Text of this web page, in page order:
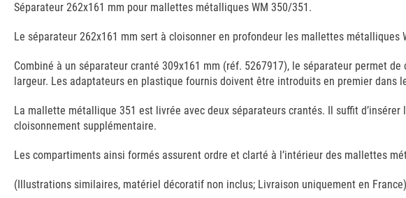
Séparateur 262x161 mm pour mallettes métalliques WM 350/351.
Le séparateur 262x161 mm sert à cloisonner en profondeur les mallettes métalliques
Combiné à un séparateur cranté 309x161 mm (réf. 5267917), le séparateur permet
largeur. Les adaptateurs en plastique fournis doivent être introduits en premier dans
La mallette métallique 351 est livrée avec deux séparateurs crantés. Il suffit
cloisonnement supplémentaire.
Les compartiments ainsi formés assurent ordre et clarté à l’intérieur des mallettes
(Illustrations similaires, matériel décoratif non inclus; Livraison uniquement en France)